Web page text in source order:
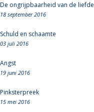
De ongrijpbaarheid van de liefde
18 september 2016
Schuld en schaamte
03 juli 2016
Angst
19 juni 2016
Pinksterpreek
15 mei 2016